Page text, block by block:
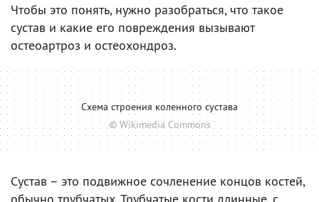
Чтобы это понять, нужно разобраться, что такое
сустав и какие его повреждения вызывают
остеоартроз и остеохондроз.
Схема строения коленного сустава
© Wikimedia Commons
Сустав – это подвижное сочленение концов костей,
обычно трубчатых. Трубчатые кости длинные, с